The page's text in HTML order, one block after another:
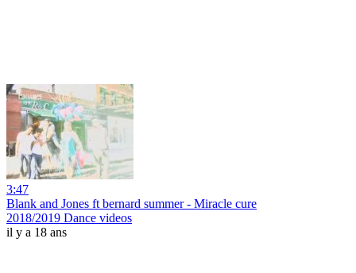
3:47
Blank and Jones ft bernard summer - Miracle cure
2018/2019 Dance videos
il y a 18 ans